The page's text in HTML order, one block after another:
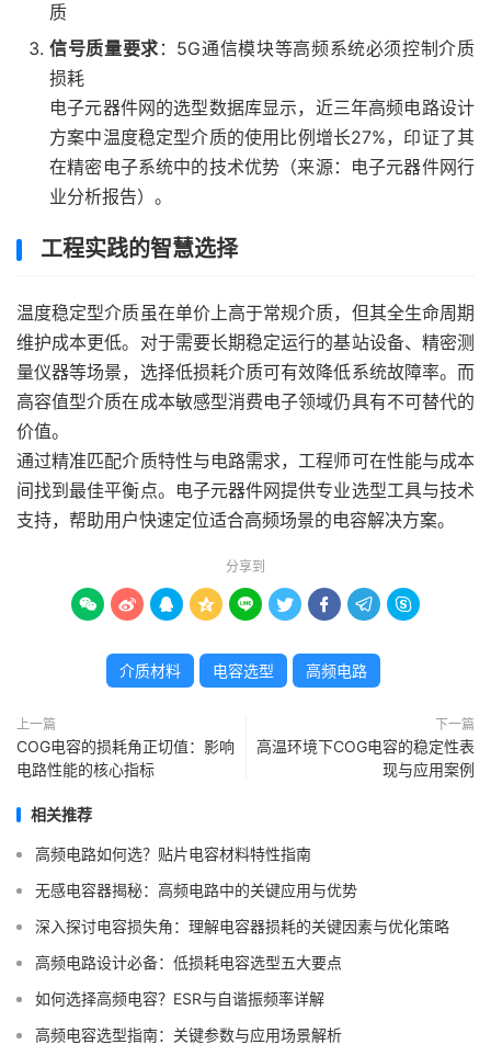
质
信号质量要求 ：5G通信模块等高频系统必须控制介质
损耗
电子元器件网的选型数据库显示，近三年高频电路设计
方案中温度稳定型介质的使用比例增长27%，印证了其
在精密电子系统中的技术优势（来源：电子元器件网行
业分析报告）。
工程实践的智慧选择
温度稳定型介质虽在单价上高于常规介质，但其全生命周期
维护成本更低。对于需要长期稳定运行的基站设备、精密测
量仪器等场景，选择低损耗介质可有效降低系统故障率。而
高容值型介质在成本敏感型消费电子领域仍具有不可替代的
价值。
通过精准匹配介质特性与电路需求，工程师可在性能与成本
间找到最佳平衡点。电子元器件网提供专业选型工具与技术
支持，帮助用户快速定位适合高频场景的电容解决方案。
分享到
        
介质材料 电容选型 高频电路
上一篇
COG电容的损耗角正切值：影响
电路性能的核心指标
下一篇
高温环境下COG电容的稳定性表
现与应用案例
相关推荐
高频电路如何选？贴片电容材料特性指南
无感电容器揭秘：高频电路中的关键应用与优势
深入探讨电容损失角：理解电容器损耗的关键因素与优化策略
高频电路设计必备：低损耗电容选型五大要点
如何选择高频电容？ESR与自谐振频率详解
高频电容选型指南：关键参数与应用场景解析